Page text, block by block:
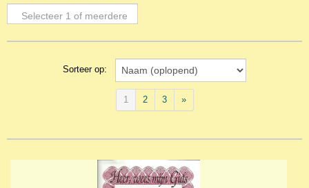
Selecteer 1 of meerdere
Sorteer op:
1 2 3 »